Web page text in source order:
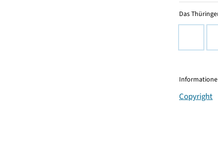
Das
Copyright